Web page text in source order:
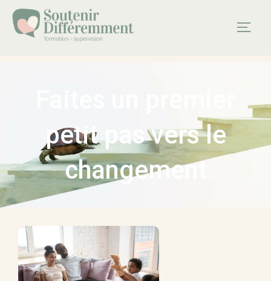
petit pas vers le
changement